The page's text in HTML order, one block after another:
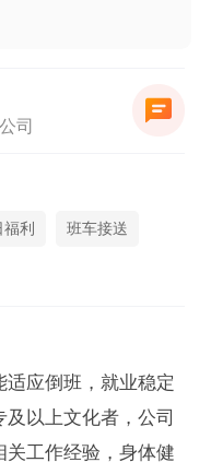
司
福利 班车接送
应倒班，就业稳定
以上文化者，公司
工作经验，身体健